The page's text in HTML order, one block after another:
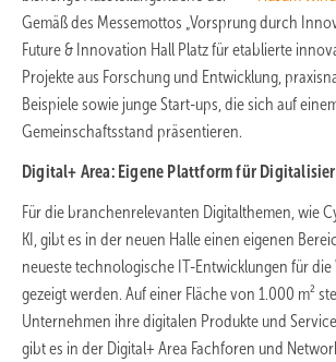
Gemäß des Messemottos „Vorsprung durch
Future & Innovation Hall Platz für etablierte
Projekte aus Forschung und Entwicklung,
Beispiele sowie junge Start-ups, die sich auf
Gemeinschaftsstand präsentieren.
Digital+ Area: Eigene Plattform für
Für die branchenrelevanten Digitalthemen, wie
KI, gibt es in der neuen Halle einen eigenen
neueste technologische IT-Entwicklungen für die
gezeigt werden. Auf einer Fläche von 1.000 m²
Unternehmen ihre digitalen Produkte und
gibt es in der Digital+ Area Fachforen und